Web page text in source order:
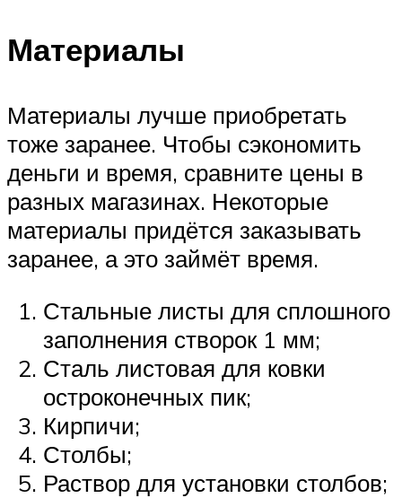
Материалы
Материалы лучше приобретать
тоже заранее. Чтобы сэкономить
деньги и время, сравните цены в
разных магазинах. Некоторые
материалы придётся заказывать
заранее, а это займёт время.
Стальные листы для сплошного
заполнения створок 1 мм;
Сталь листовая для ковки
остроконечных пик;
Кирпичи;
Столбы;
Раствор для установки столбов;